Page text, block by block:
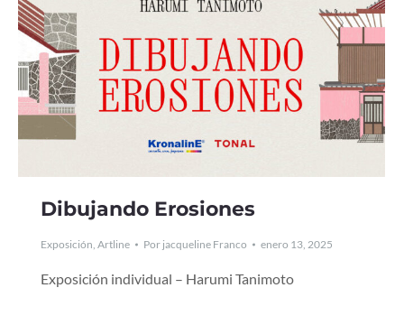
Dibujando Erosiones
Exposición, Artline Por jacqueline Franco enero 13, 2025
Exposición individual – Harumi Tanimoto